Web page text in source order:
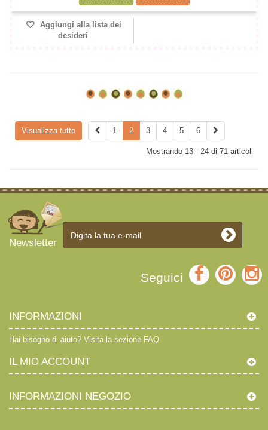
Aggiungi alla lista dei
desideri
Visualizza tutto 1 2 3 4 5 6
Mostrando 13 - 24 di 71 articoli
Newsletter
Seguici
INFORMAZIONI
Hai bisogno di aiuto? Visita la sezione FAQ
IL MIO ACCOUNT
INFORMAZIONI NEGOZIO